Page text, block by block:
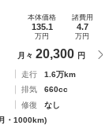
ンプ スマート
シートヒータ
本体価格
135.1
万円
諸費用
4.7
万円
月々 20,300 円
走行
1.6万km
排気
660cc
修復
なし
・1000km)